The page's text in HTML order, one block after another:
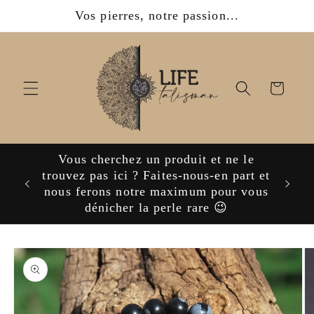
au
Vos pierres, notre passion...
Panier
Vous cherchez un produit et ne le
trouvez pas ici ? Faites-nous-en part et
nous ferons notre maximum pour vous
dénicher la perle rare 😉
Passer aux
informations
produits